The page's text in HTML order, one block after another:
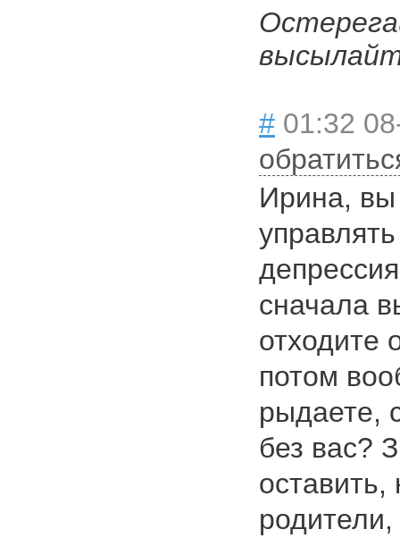
# 01:32
Ирина,
сначала
отходите
потом
рыдаете,
без вас?
оставить,
родители,